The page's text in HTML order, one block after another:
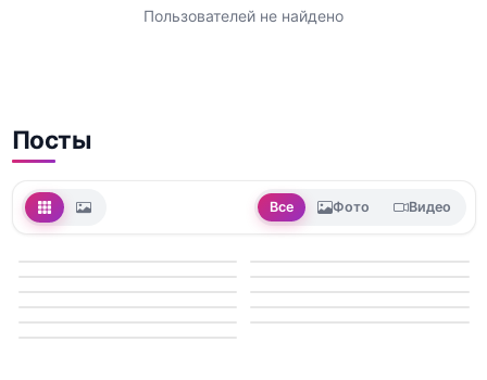
Пользователей не найдено
Посты
Все Фото Видео